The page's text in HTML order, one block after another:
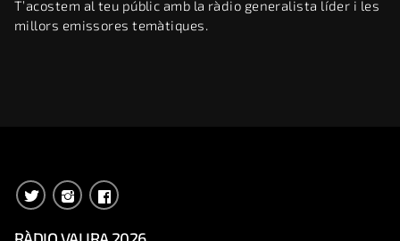
T’acostem al teu públic amb la ràdio generalista líder i les
millors emissores temàtiques.